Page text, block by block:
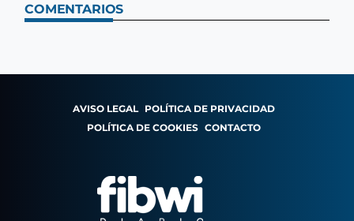
COMENTARIOS
AVISO LEGAL POLÍTICA DE PRIVACIDAD
POLÍTICA DE COOKIES CONTACTO